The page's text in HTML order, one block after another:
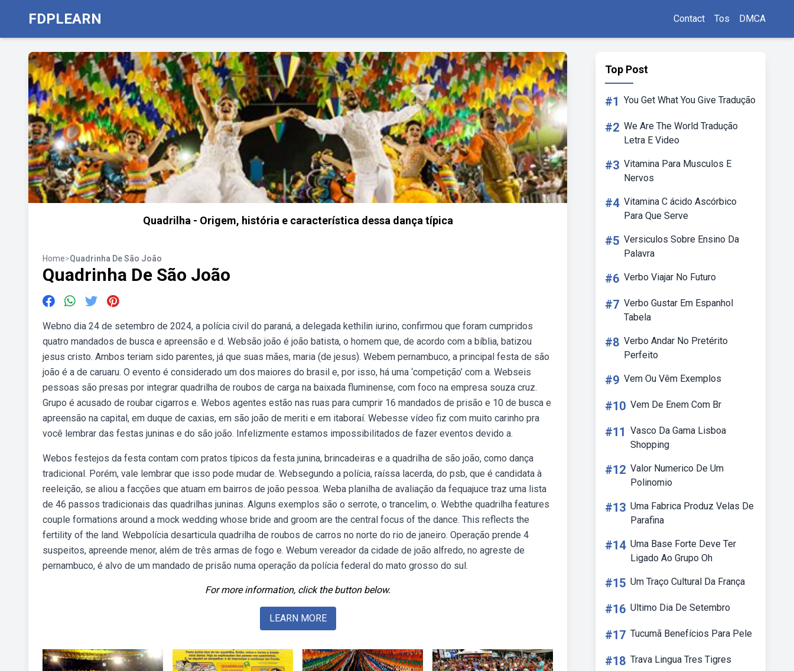
FDPLEARN Contact Tos DMCA
Quadrilha - Origem, história e característica dessa dança típica
Home>Quadrinha De São João
Quadrinha De São João
Webno dia 24 de setembro de 2024, a polícia civil do paraná, a delegada kethilin iurino, confirmou que foram cumpridos
quatro mandados de busca e apreensão e d. Websão joão é joão batista, o homem que, de acordo com a bíblia, batizou
jesus cristo. Ambos teriam sido parentes, já que suas mães, maria (de jesus). Webem pernambuco, a principal festa de são
joão é a de caruaru. O evento é considerado um dos maiores do brasil e, por isso, há uma ‘competição’ com a. Webseis
pessoas são presas por integrar quadrilha de roubos de carga na baixada fluminense, com foco na empresa souza cruz.
Grupo é acusado de roubar cigarros e. Webos agentes estão nas ruas para cumprir 16 mandados de prisão e 10 de busca e
apreensão na capital, em duque de caxias, em são joão de meriti e em itaboraí. Webesse vídeo fiz com muito carinho pra
você lembrar das festas juninas e do são joão. Infelizmente estamos impossibilitados de fazer eventos devido a.
Webos festejos da festa contam com pratos típicos da festa junina, brincadeiras e a quadrilha de são joão, como dança
tradicional. Porém, vale lembrar que isso pode mudar de. Websegundo a polícia, raíssa lacerda, do psb, que é candidata à
reeleição, se aliou a facções que atuam em bairros de joão pessoa. Weba planilha de avaliação da fequajuce traz uma lista
de 46 passos tradicionais das quadrilhas juninas. Alguns exemplos são o serrote, o trancelim, o. Webthe quadrilha features
couple formations around a mock wedding whose bride and groom are the central focus of the dance. This reflects the
fertility of the land. Webpolícia desarticula quadrilha de roubos de carros no norte do rio de janeiro. Operação prende 4
suspeitos, apreende menor, além de três armas de fogo e. Webum vereador da cidade de joão alfredo, no agreste de
pernambuco, é alvo de um mandado de prisão numa operação da polícia federal do mato grosso do sul.
For more information, click the button below.
LEARN MORE
Top Post
#1 You Get What You Give Tradução
#2 We Are The World Tradução
Letra E Video
#3 Vitamina Para Musculos E
Nervos
#4 Vitamina C ácido Ascórbico
Para Que Serve
#5 Versiculos Sobre Ensino Da
Palavra
#6 Verbo Viajar No Futuro
#7 Verbo Gustar Em Espanhol
Tabela
#8 Verbo Andar No Pretérito
Perfeito
#9 Vem Ou Vêm Exemplos
#10 Vem De Enem Com Br
#11 Vasco Da Gama Lisboa
Shopping
#12 Valor Numerico De Um
Polinomio
#13 Uma Fabrica Produz Velas De
Parafina
#14 Uma Base Forte Deve Ter
Ligado Ao Grupo Oh
#15 Um Traço Cultural Da França
#16 Ultimo Dia De Setembro
#17 Tucumã Benefícios Para Pele
#18 Trava Lingua Tres Tigres